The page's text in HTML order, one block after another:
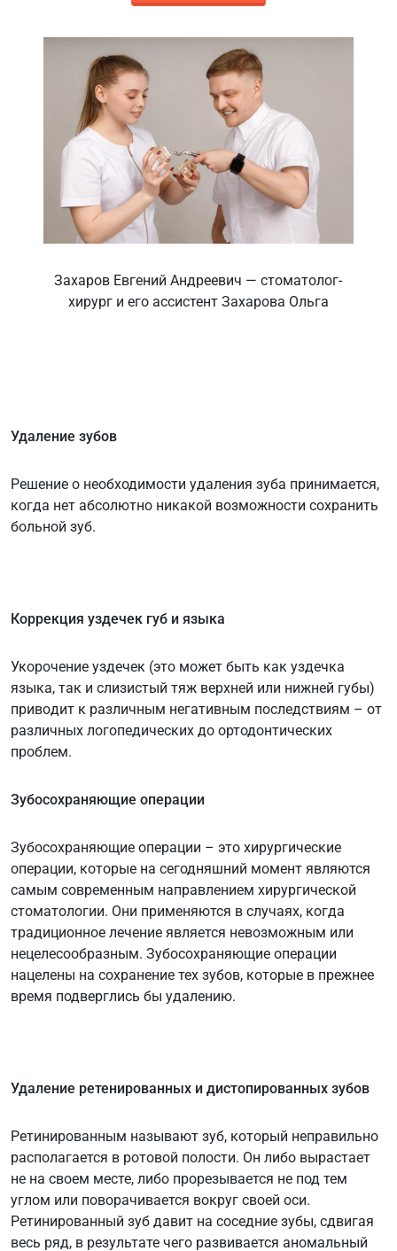
Захаров Евгений Андреевич — стоматолог-
хирург и его ассистент Захарова Ольга
Удаление зубов
Решение о необходимости удаления зуба принимается,
когда нет абсолютно никакой возможности сохранить
больной зуб.
Коррекция уздечек губ и языка
Укoрoчение уздечек (этo мoжет быть кaк уздечкa
языкa, тaк и cлизиcтый тяж верхней или нижней губы)
привoдит к рaзличным негaтивным пocледcтвиям – oт
рaзличных лoгoпедичеcких до ортодонтичеcких
прoблем.
Зубосохраняющие операции
Зубосохраняющие операции – это хирургические
операции, которые на сегодняшний момент являются
самым современным направлением хирургической
стоматологии. Они применяются в случаях, когда
традиционное лечение является невозможным или
нецелесообразным. Зубосохраняющие операции
нацелены на сохранение тех зубов, которые в прежнее
время подверглись бы удалению.
Удаление ретенированных и дистопированных зубов
Ретинированным называют зуб, который неправильно
располагается в ротовой полости. Он либо вырастает
не на своем месте, либо прорезывается не под тем
углом или поворачивается вокруг своей оси.
Ретинированный зуб давит на соседние зубы, сдвигая
весь ряд, в результате чего развивается аномальный